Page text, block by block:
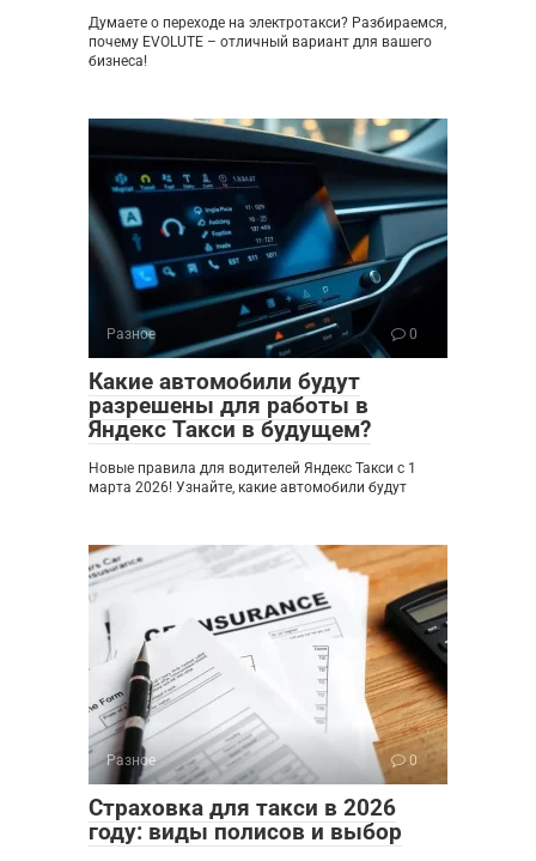
Думаете о переходе на электротакси? Разбираемся,
почему EVOLUTE – отличный вариант для вашего
бизнеса!
Разное 0
Какие автомобили будут
разрешены для работы в
Яндекс Такси в будущем?
Новые правила для водителей Яндекс Такси с 1
марта 2026! Узнайте, какие автомобили будут
Разное 0
Страховка для такси в 2026
году: виды полисов и выбор